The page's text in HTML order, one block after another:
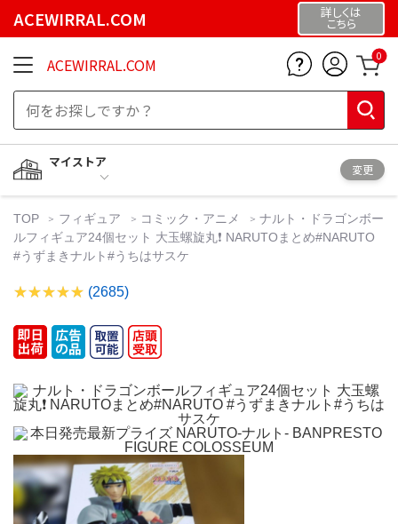
ACEWIRRAL.COM 詳しくは
こちら
ACEWIRRAL.COM 0
マイストア
変更
TOP フィギュア コミック・アニメ
ナルト・ドラゴンボー
ルフィギュア24個セット 大玉螺旋丸❗️ NARUTOまとめ#NARUTO
#うずまきナルト#うちはサスケ
(2685)